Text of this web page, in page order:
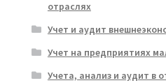
отраслях
Учет и аудит
Учет на предприятиях
Учета, анализ и аудит в